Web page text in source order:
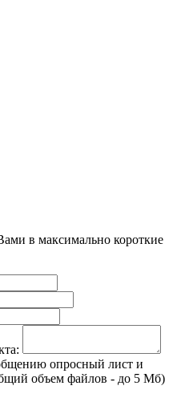
в максимально короткие
опросный лист и
объем файлов - до 5 Мб)